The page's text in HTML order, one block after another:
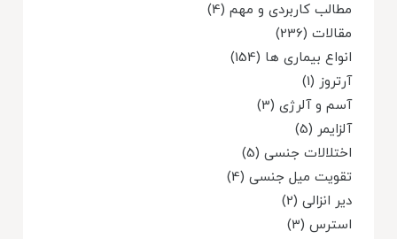
مطالب کاربردی و مهم (4)
مقالات (236)
انواع بیماری ها (154)
آرتروز (1)
آسم و آلرژی (3)
آلزایمر (5)
اختلالات جنسی (5)
تقویت میل جنسی (4)
دیر انزالی (2)
استرس (3)